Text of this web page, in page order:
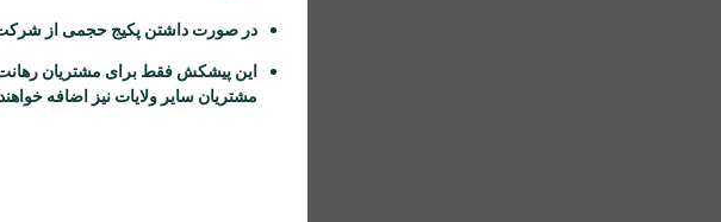
در صورت داشتن پکیج حجمی از
این پیشکش فقط برای مشتریان
مشتریان سایر ولایات نیز اضافه